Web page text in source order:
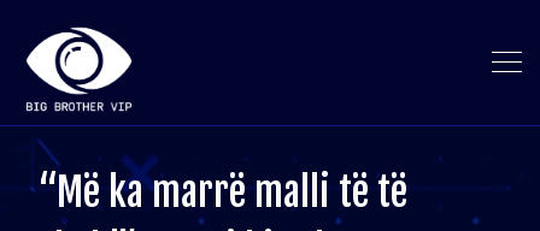
“Më ka marrë malli të të